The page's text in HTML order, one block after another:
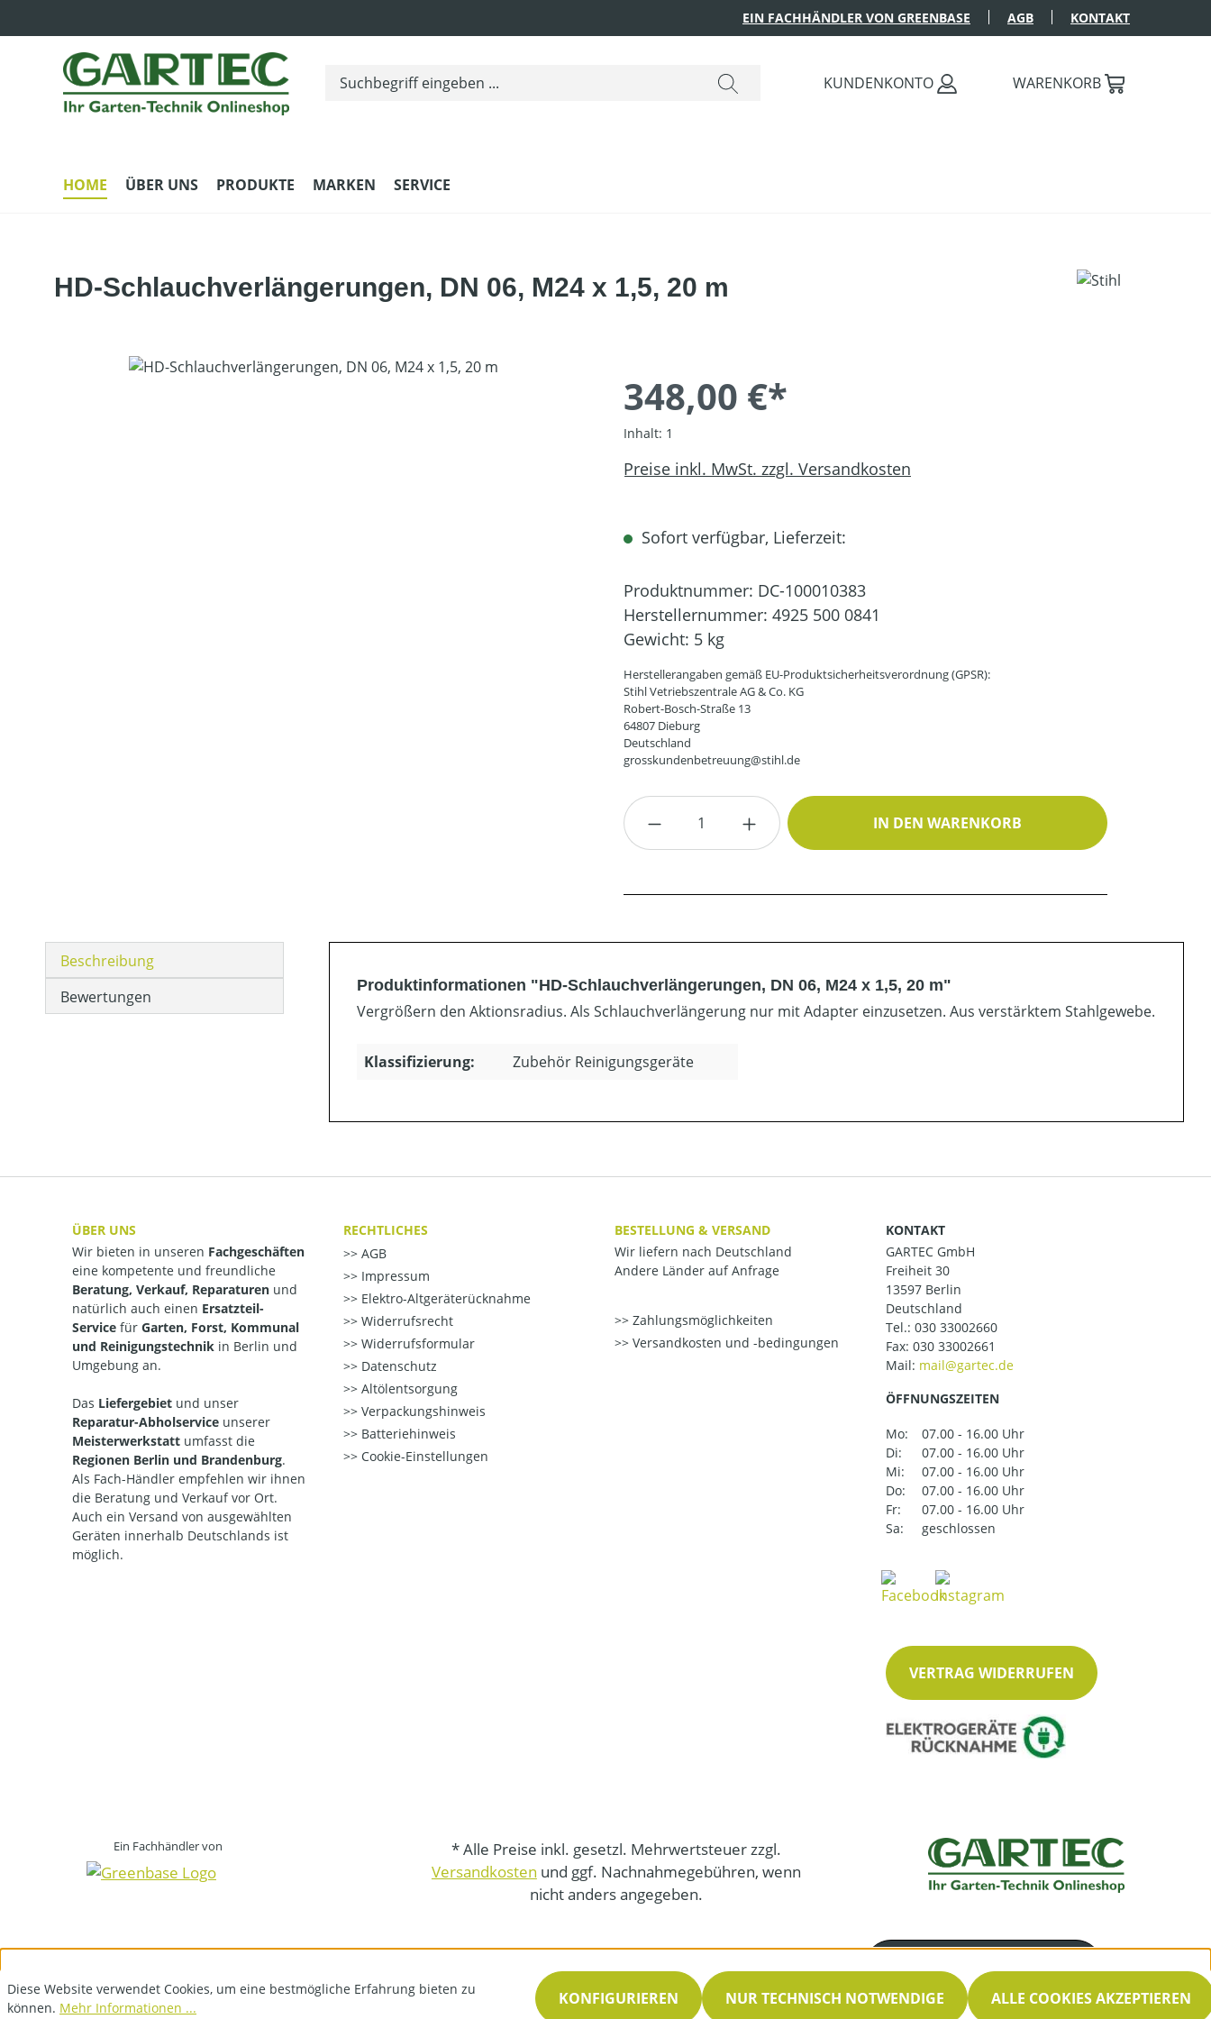
EIN FACHHÄNDLER VON GREENBASE AGB KONTAKT
KUNDENKONTO WARENKORB
HOME ÜBER UNS PRODUKTE MARKEN SERVICE
HD-Schlauchverlängerungen, DN 06, M24 x 1,5, 20 m
Bildergalerie überspringen
348,00 €*
Inhalt: 1
Preise inkl. MwSt. zzgl. Versandkosten
Sofort verfügbar, Lieferzeit:
Produktnummer: DC-100010383
Herstellernummer: 4925 500 0841
Gewicht: 5 kg
Herstellerangaben gemäß EU-Produktsicherheitsverordnung (GPSR):
Stihl Vetriebszentrale AG & Co. KG
Robert-Bosch-Straße 13
64807 Dieburg
Deutschland
grosskundenbetreuung@stihl.de
Produkt Anzahl: Gib den gewünschten Wert ein oder
IN DEN WARENKORB
Beschreibung
Bewertungen
Produktinformationen "HD-Schlauchverlängerungen, DN 06, M24 x 1,5, 20 m"
Vergrößern den Aktionsradius. Als Schlauchverlängerung nur mit Adapter einzusetzen. Aus verstärktem Stahlgewebe.
Klassifizierung: Zubehör Reinigungsgeräte
ÜBER UNS
Wir bieten in unseren Fachgeschäften
eine kompetente und freundliche
Beratung, Verkauf, Reparaturen und
natürlich auch einen Ersatzteil-
Service für Garten, Forst, Kommunal
und Reinigungstechnik in Berlin und
Umgebung an.
Das Liefergebiet und unser
Reparatur-Abholservice unserer
Meisterwerkstatt umfasst die
Regionen Berlin und Brandenburg.
Als Fach-Händler empfehlen wir ihnen
die Beratung und Verkauf vor Ort.
Auch ein Versand von ausgewählten
Geräten innerhalb Deutschlands ist
möglich.
RECHTLICHES
AGB
Impressum
Elektro-Altgeräterücknahme
Widerrufsrecht
Widerrufsformular
Datenschutz
Altölentsorgung
Verpackungshinweis
Batteriehinweis
Cookie-Einstellungen
BESTELLUNG & VERSAND
Wir liefern nach Deutschland
Andere Länder auf Anfrage
Zahlungsmöglichkeiten
Versandkosten und -bedingungen
KONTAKT
GARTEC GmbH
Freiheit 30
13597 Berlin
Deutschland
Tel.: 030 33002660
Fax: 030 33002661
Mail:
ÖFFNUNGSZEITEN
Mo:
07.00 - 16.00 Uhr
Di:
07.00 - 16.00 Uhr
Mi:
07.00 - 16.00 Uhr
Do:
07.00 - 16.00 Uhr
Fr:
07.00 - 16.00 Uhr
Sa:
geschlossen
VERTRAG WIDERRUFEN
Ein Fachhändler von
* Alle Preise inkl. gesetzl. Mehrwertsteuer zzgl.
Versandkosten und ggf. Nachnahmegebühren, wenn
nicht anders angegeben.
030 33002660
Servicezeiten
Diese Website verwendet Cookies, um eine bestmögliche Erfahrung bieten zu
können. Mehr Informationen ... NUR TECHNISCH NOTWENDIGE
KONFIGURIEREN ALLE COOKIES AKZEPTIEREN